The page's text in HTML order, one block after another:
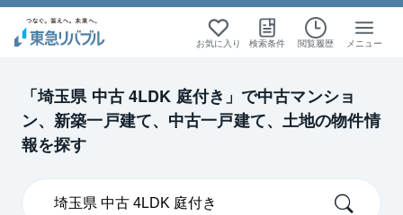
お気に入り 検索条件 閲覧履歴 メニュー
「埼玉県 中古 4LDK 庭付き」で中古マンショ
ン、新築一戸建て、中古一戸建て、土地の物件情
報を探す
絞り込み検索
埼玉
絞り込み検索
中古マンション 中古一戸建て
絞り込み検索
埼玉
絞り込み検索
中古マンション 中古一戸建て